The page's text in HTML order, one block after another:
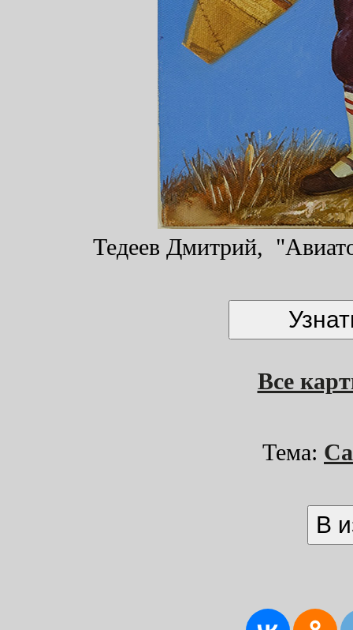
Тедеев Дмитрий,
Все
Тема: